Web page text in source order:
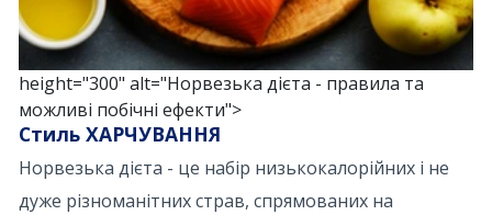
height="300" alt="Норвезька дієта - правила та
можливі побічні ефекти">
Стиль ХАРЧУВАННЯ
Норвезька дієта - це набір низькокалорійних і не
дуже різноманітних страв, спрямованих на